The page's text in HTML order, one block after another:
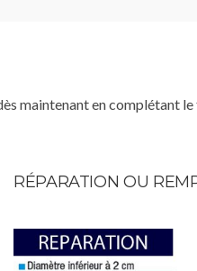
maintenant en complétant
RÉPARATION OU